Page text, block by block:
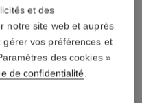
et des
notre site web et auprès
gérer vos préférences et
des cookies »
de confidentialité